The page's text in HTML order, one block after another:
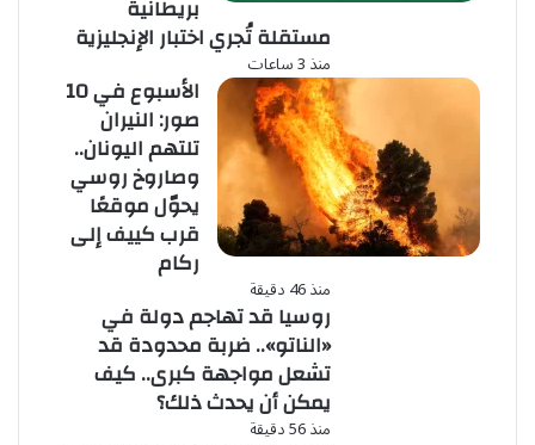
بريطانية
مستقلة تُجري اختبار الإنجليزية
منذ 3 ساعات
الأسبوع في 10
صور: النيران
تلتهم اليونان..
وصاروخ روسي
يحوّل موقعًا
قرب كييف إلى
ركام
منذ 46 دقيقة
روسيا قد تهاجم دولة في
«الناتو».. ضربة محدودة قد
تشعل مواجهة كبرى.. كيف
يمكن أن يحدث ذلك؟
منذ 56 دقيقة